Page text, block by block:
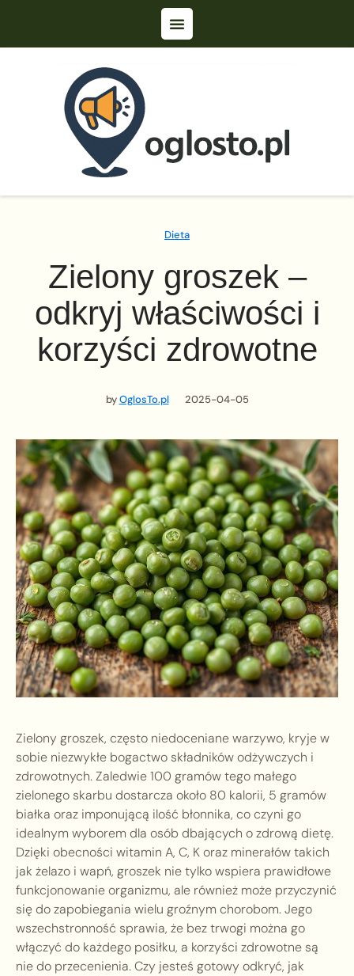
Dieta
Zielony groszek –
odkryj właściwości i
korzyści zdrowotne
byOglosTo.pl 2025-04-05
Zielony groszek, często niedoceniane warzywo, kryje w
sobie niezwykłe bogactwo składników odżywczych i
zdrowotnych. Zaledwie 100 gramów tego małego
zielonego skarbu dostarcza około 80 kalorii, 5 gramów
białka oraz imponującą ilość błonnika, co czyni go
idealnym wyborem dla osób dbających o zdrową dietę.
Dzięki obecności witamin A, C, K oraz minerałów takich
jak żelazo i wapń, groszek nie tylko wspiera prawidłowe
funkcjonowanie organizmu, ale również może przyczynić
się do zapobiegania wielu groźnym chorobom. Jego
wszechstronność sprawia, że bez trwogi można go
włączyć do każdego posiłku, a korzyści zdrowotne są
nie do przecenienia. Czy jesteś gotowy odkryć, jak